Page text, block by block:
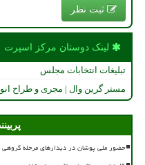
ثبت نظر
لینک دوستان مركز اسپرت
تبلیغات انتخابات مجلس
مستر گرین وال | مجری و طراح
حضور ملی پوشان در دیدارهای مرحله